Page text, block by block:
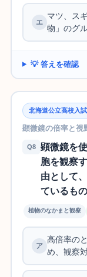
マツ、ス
物」のグ
💡 答えを確認
北海道公立高校入
顕微鏡の倍率と視
Q8
顕微鏡を
胞を観察
由として
ているも
植物のなかまと観察
高倍率の
め、観察